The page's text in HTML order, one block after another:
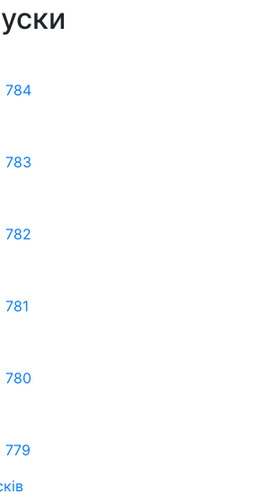
784
783
782
780
779